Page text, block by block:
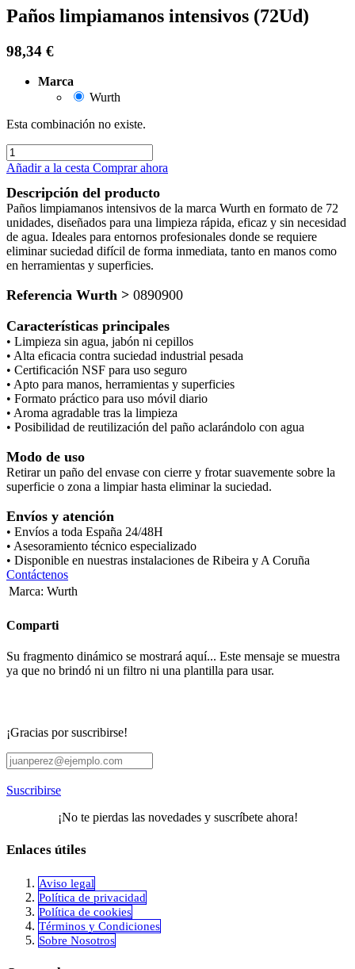
Paños limpiamanos intensivos (72Ud)
98,34 €
Marca
Wurth
Esta combinación no existe.
Añadir a la cesta Comprar ahora
Descripción del producto
Paños limpiamanos intensivos de la marca Wurth en formato de 72
unidades, diseñados para una limpieza rápida, eficaz y sin necesidad
de agua. Ideales para entornos profesionales donde se requiere
eliminar suciedad difícil de forma inmediata, tanto en manos como
en herramientas y superficies.
Referencia Wurth > 0890900
Características principales
• Limpieza sin agua, jabón ni cepillos
• Alta eficacia contra suciedad industrial pesada
• Certificación NSF para uso seguro
• Apto para manos, herramientas y superficies
• Formato práctico para uso móvil diario
• Aroma agradable tras la limpieza
• Posibilidad de reutilización del paño aclarándolo con agua
Modo de uso
Retirar un paño del envase con cierre y frotar suavemente sobre la
superficie o zona a limpiar hasta eliminar la suciedad.
Envíos y atención
• Envíos a toda España 24/48H
• Asesoramiento técnico especializado
• Disponible en nuestras instalaciones de Ribeira y A Coruña
Contáctenos
Marca: Wurth
Comparti
Su fragmento dinámico se mostrará aquí... Este mensaje se muestra
ya que no brindó ni un filtro ni una plantilla para usar.
¡Gracias por suscribirse!
Suscribirse
¡No te pierdas las novedades y suscríbete ahora!
Enlaces útiles
Aviso legal
Política de privacidad
​Política de cookies
Términos y Condiciones
Sobre Nosotros